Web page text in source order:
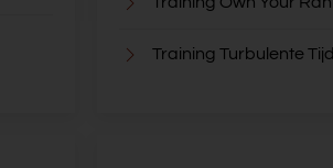
Training Turbulente